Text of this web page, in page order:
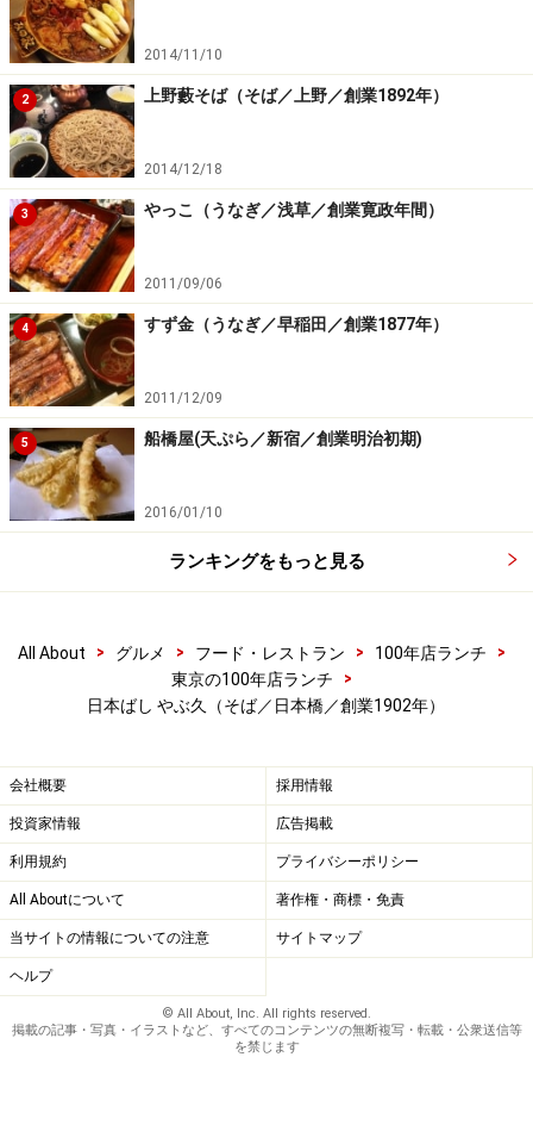
2014/11/10
2 上野藪そば（そば／上野／創業1892年）
2014/12/18
3 やっこ（うなぎ／浅草／創業寛政年間）
2011/09/06
4 すず金（うなぎ／早稲田／創業1877年）
2011/12/09
5 船橋屋(天ぷら／新宿／創業明治初期)
2016/01/10
ランキングをもっと見る
All About > グルメ > フード・レストラン > 100年店ランチ
>
東京の100年店ランチ
>
日本ばし やぶ久（そば／日本橋／創業1902年）
会社概要 採用情報
投資家情報 広告掲載
利用規約 プライバシーポリシー
All Aboutについて 著作権・商標・免責
当サイトの情報についての注意 サイトマップ
ヘルプ
© All About, Inc. All rights reserved.
掲載の記事・写真・イラストなど、すべてのコンテンツの無断複写・転載・公衆送信等
を禁じます